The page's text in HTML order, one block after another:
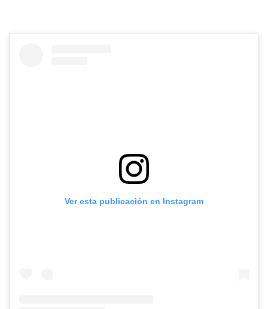
Ver esta publicación en Instagram